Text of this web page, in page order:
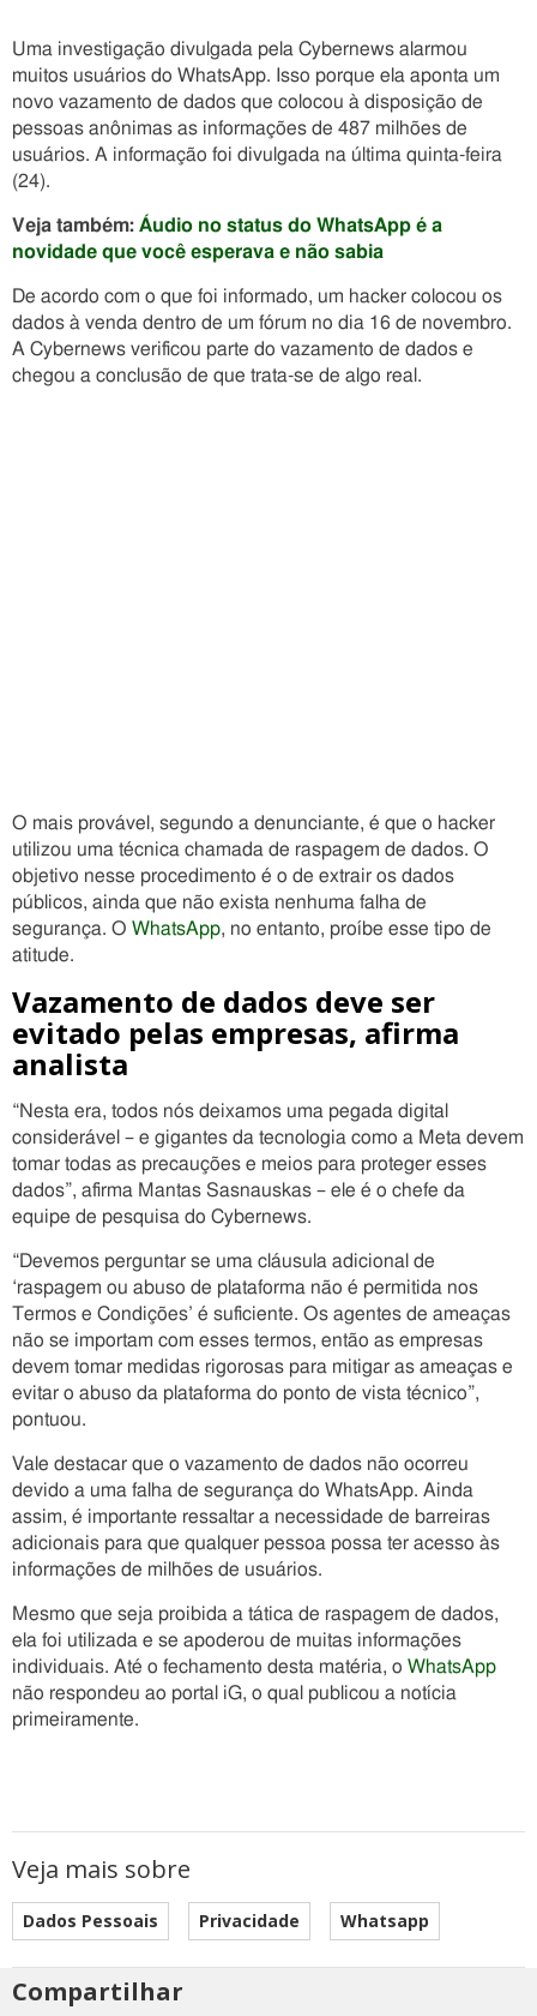
Uma investigação divulgada pela Cybernews alarmou
muitos usuários do WhatsApp. Isso porque ela aponta um
novo vazamento de dados que colocou à disposição de
pessoas anônimas as informações de 487 milhões de
usuários. A informação foi divulgada na última quinta-feira
(24).
Veja também: Áudio no status do WhatsApp é a
novidade que você esperava e não sabia
De acordo com o que foi informado, um hacker colocou os
dados à venda dentro de um fórum no dia 16 de novembro.
A Cybernews verificou parte do vazamento de dados e
chegou a conclusão de que trata-se de algo real.
O mais provável, segundo a denunciante, é que o hacker
utilizou uma técnica chamada de raspagem de dados. O
objetivo nesse procedimento é o de extrair os dados
públicos, ainda que não exista nenhuma falha de
segurança. O WhatsApp, no entanto, proíbe esse tipo de
atitude.
Vazamento de dados deve ser
evitado pelas empresas, afirma
analista
“Nesta era, todos nós deixamos uma pegada digital
considerável – e gigantes da tecnologia como a Meta devem
tomar todas as precauções e meios para proteger esses
dados”, afirma Mantas Sasnauskas – ele é o chefe da
equipe de pesquisa do Cybernews.
“Devemos perguntar se uma cláusula adicional de
‘raspagem ou abuso de plataforma não é permitida nos
Termos e Condições’ é suficiente. Os agentes de ameaças
não se importam com esses termos, então as empresas
devem tomar medidas rigorosas para mitigar as ameaças e
evitar o abuso da plataforma do ponto de vista técnico”,
pontuou.
Vale destacar que o vazamento de dados não ocorreu
devido a uma falha de segurança do WhatsApp. Ainda
assim, é importante ressaltar a necessidade de barreiras
adicionais para que qualquer pessoa possa ter acesso às
informações de milhões de usuários.
Mesmo que seja proibida a tática de raspagem de dados,
ela foi utilizada e se apoderou de muitas informações
individuais. Até o fechamento desta matéria, o WhatsApp
não respondeu ao portal iG, o qual publicou a notícia
primeiramente.
Veja mais sobre
Dados Pessoais Privacidade Whatsapp
Compartilhar